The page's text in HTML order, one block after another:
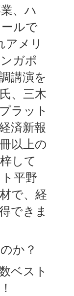
、ハ
ルで
アメリ
ガポ
講演を
、三木
プラット
済新報
以上の
して
平野
で、経
できま
か？
ベスト